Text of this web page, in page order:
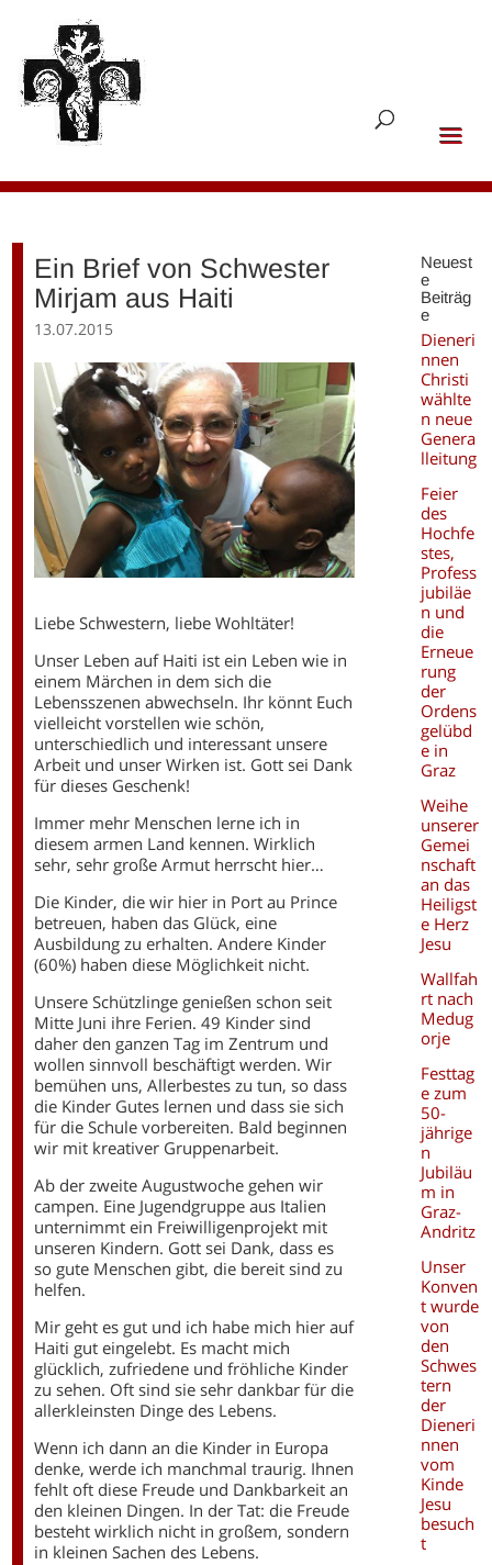
Ein Brief von Schwester
Mirjam aus Haiti
13.07.2015
Liebe Schwestern, liebe Wohltäter!
Unser Leben auf Haiti ist ein Leben wie in
einem Märchen in dem sich die
Lebensszenen abwechseln. Ihr könnt Euch
vielleicht vorstellen wie schön,
unterschiedlich und interessant unsere
Arbeit und unser Wirken ist. Gott sei Dank
für dieses Geschenk!
Immer mehr Menschen lerne ich in
diesem armen Land kennen. Wirklich
sehr, sehr große Armut herrscht hier…
Die Kinder, die wir hier in Port au Prince
betreuen, haben das Glück, eine
Ausbildung zu erhalten. Andere Kinder
(60%) haben diese Möglichkeit nicht.
Unsere Schützlinge genießen schon seit
Mitte Juni ihre Ferien. 49 Kinder sind
daher den ganzen Tag im Zentrum und
wollen sinnvoll beschäftigt werden. Wir
bemühen uns, Allerbestes zu tun, so dass
die Kinder Gutes lernen und dass sie sich
für die Schule vorbereiten. Bald beginnen
wir mit kreativer Gruppenarbeit.
Ab der zweite Augustwoche gehen wir
campen. Eine Jugendgruppe aus Italien
unternimmt ein Freiwilligenprojekt mit
unseren Kindern. Gott sei Dank, dass es
so gute Menschen gibt, die bereit sind zu
helfen.
Mir geht es gut und ich habe mich hier auf
Haiti gut eingelebt. Es macht mich
glücklich, zufriedene und fröhliche Kinder
zu sehen. Oft sind sie sehr dankbar für die
allerkleinsten Dinge des Lebens.
Wenn ich dann an die Kinder in Europa
denke, werde ich manchmal traurig. Ihnen
fehlt oft diese Freude und Dankbarkeit an
den kleinen Dingen. In der Tat: die Freude
besteht wirklich nicht in großem, sondern
in kleinen Sachen des Lebens.
Neuest
e
Beiträg
e
Dieneri
nnen
Christi
wählte
n neue
Genera
lleitung
Feier
des
Hochfe
stes,
Profess
jubiläe
n und
die
Erneue
rung
der
Ordens
gelübd
e in
Graz
Weihe
unserer
Gemei
nschaft
an das
Heiligst
e Herz
Jesu
Wallfah
rt nach
Medug
orje
Festtag
e zum
50-
jährige
n
Jubiläu
m in
Graz-
Andritz
Unser
Konven
t wurde
von
den
Schwes
tern
der
Dieneri
nnen
vom
Kinde
Jesu
besuch
t